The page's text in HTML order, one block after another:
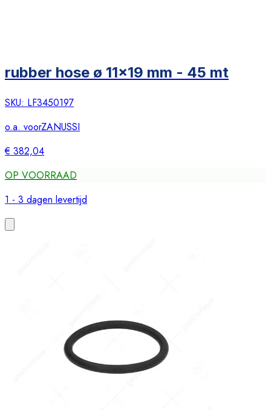
rubber hose ø 11x19 mm - 45 mt
SKU: LF3450197
o.a. voorZANUSSI
€ 382,04
OP VOORRAAD
1 - 3 dagen levertijd